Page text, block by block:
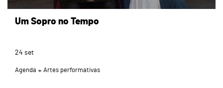
Um Sopro no Tempo
24 set
Agenda Artes performativas